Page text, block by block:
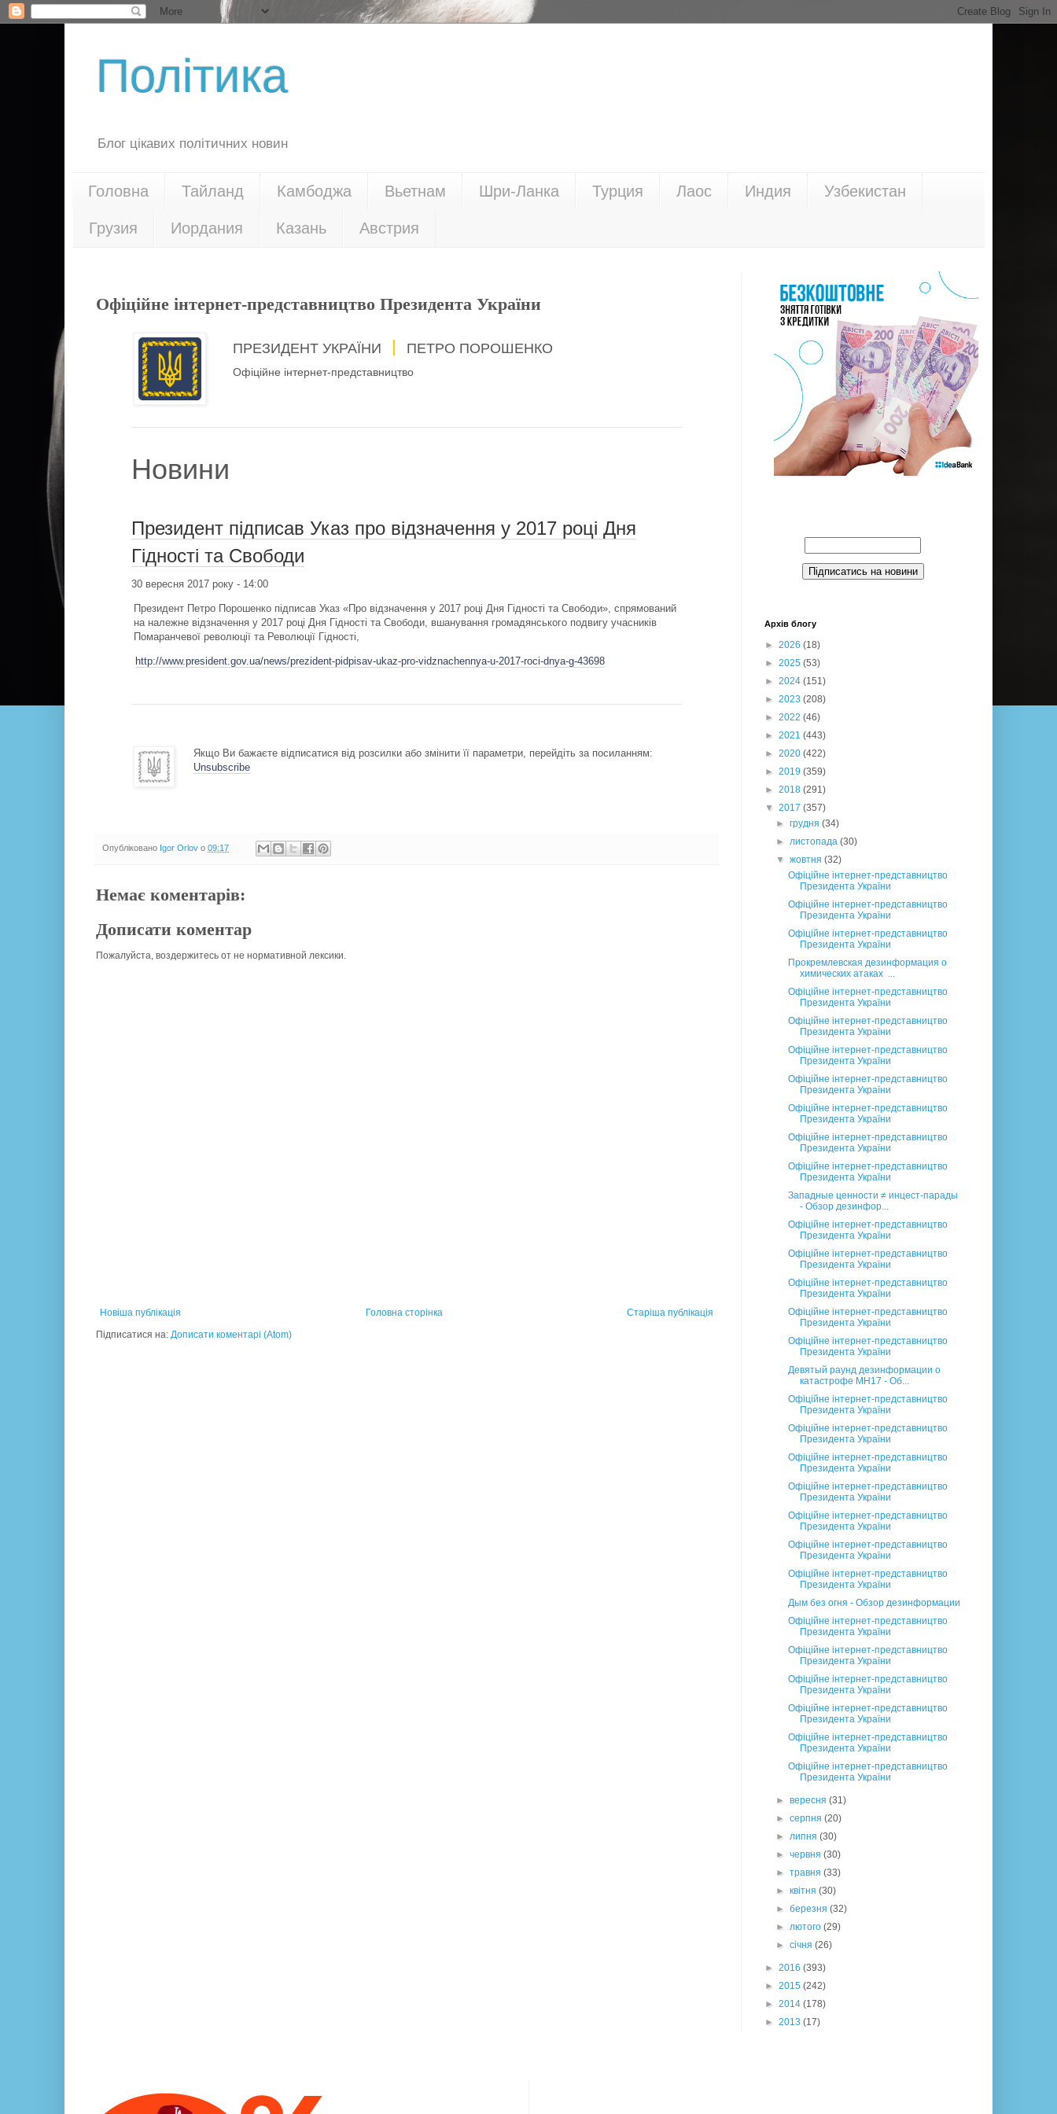
Політика
Блог цікавих політичних новин
Головна Тайланд Камбоджа Вьетнам Шри-Ланка Турция Лаос Индия Узбекистан
Грузия Иордания Казань Австрия
Офіційне інтернет-представництво Президента України
ПРЕЗИДЕНТ УКРАЇНИ ПЕТРО ПОРОШЕНКО
Офіційне інтернет-представництво
Новини
Президент підписав Указ про відзначення у 2017 році Дня
Гідності та Свободи
30 вересня 2017 року - 14:00
Президент Петро Порошенко підписав Указ «Про відзначення у 2017 році Дня Гідності та Свободи», спрямований
на належне відзначення у 2017 році Дня Гідності та Свободи, вшанування громадянського подвигу учасників
Помаранчевої революції та Революції Гідності,
http://www.president.gov.ua/news/prezident-pidpisav-ukaz-pro-vidznachennya-u-2017-roci-dnya-g-43698
Якщо Ви бажаєте відписатися від розсилки або змінити її параметри, перейдіть за посиланням:
Unsubscribe
Опубліковано Igor Orlov о 09:17
Немає коментарів:
Дописати коментар
Пожалуйста, воздержитесь от не нормативной лексики.
Новіша публікація Старіша публікація
Головна сторінка
Підписатися на: Дописати коментарі (Atom)
Архів блогу
► 2026 (18)
► 2025 (53)
► 2024 (151)
► 2023 (208)
► 2022 (46)
► 2021 (443)
► 2020 (422)
► 2019 (359)
► 2018 (291)
▼ 2017 (357)
►грудня(34)
►листопада(30)
▼жовтня(32)
Офіційне інтернет-представництво
Президента України
Офіційне інтернет-представництво
Президента України
Офіційне інтернет-представництво
Президента України
Прокремлевская дезинформация о
химических атаках ...
Офіційне інтернет-представництво
Президента України
Офіційне інтернет-представництво
Президента України
Офіційне інтернет-представництво
Президента України
Офіційне інтернет-представництво
Президента України
Офіційне інтернет-представництво
Президента України
Офіційне інтернет-представництво
Президента України
Офіційне інтернет-представництво
Президента України
Западные ценности ≠ инцест-парады
- Обзор дезинфор...
Офіційне інтернет-представництво
Президента України
Офіційне інтернет-представництво
Президента України
Офіційне інтернет-представництво
Президента України
Офіційне інтернет-представництво
Президента України
Офіційне інтернет-представництво
Президента України
Девятый раунд дезинформации о
катастрофе MH17 - Об...
Офіційне інтернет-представництво
Президента України
Офіційне інтернет-представництво
Президента України
Офіційне інтернет-представництво
Президента України
Офіційне інтернет-представництво
Президента України
Офіційне інтернет-представництво
Президента України
Офіційне інтернет-представництво
Президента України
Офіційне інтернет-представництво
Президента України
Дым без огня - Обзор дезинформации
Офіційне інтернет-представництво
Президента України
Офіційне інтернет-представництво
Президента України
Офіційне інтернет-представництво
Президента України
Офіційне інтернет-представництво
Президента України
Офіційне інтернет-представництво
Президента України
Офіційне інтернет-представництво
Президента України
►вересня(31)
►серпня(20)
►липня(30)
►червня(30)
►травня(33)
►квітня(30)
►березня(32)
►лютого(29)
►січня(26)
► 2016 (393)
► 2015 (242)
► 2014 (178)
► 2013 (17)